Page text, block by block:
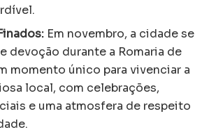
Em novembro, a cidade se
devoção durante a Romaria de
momento único para vivenciar a
local, com celebrações,
e uma atmosfera de respeito